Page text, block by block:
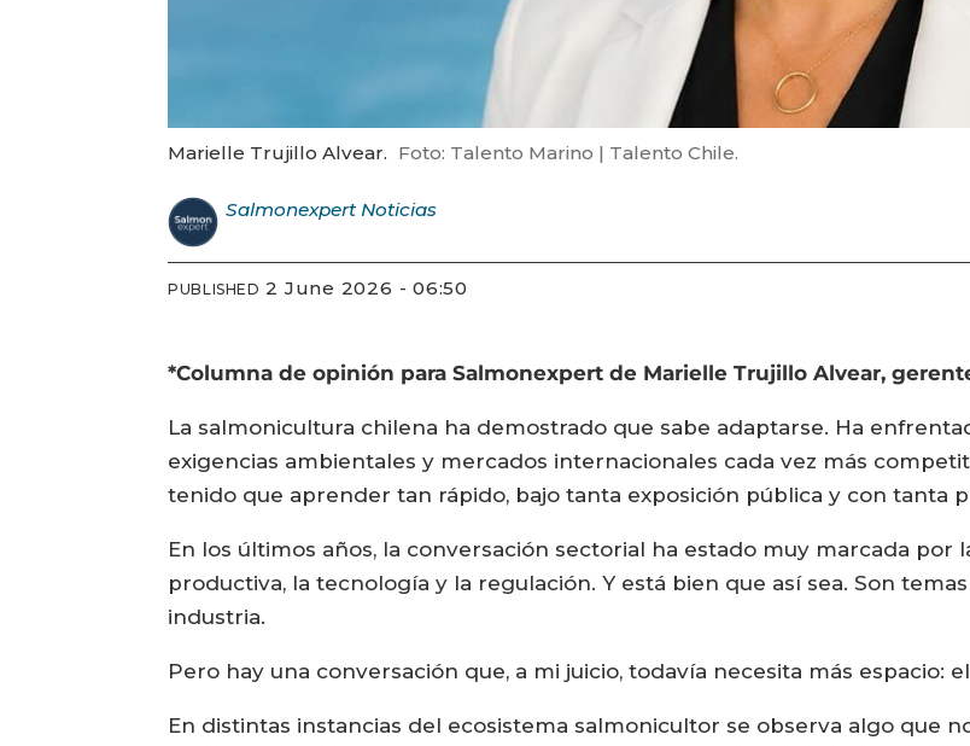
Marielle Trujillo Alvear. Foto: Talento Marino | Talento Chile.
Salmonexpert Noticias
PUBLISHED 2 June 2026 - 06:50
*Columna de opinión para Salmonexpert de Marielle Trujillo Alvear,
La salmonicultura chilena ha demostrado que sabe adaptarse. Ha
exigencias ambientales y mercados internacionales cada vez más
tenido que aprender tan rápido, bajo tanta exposición pública y con tanta
En los últimos años, la conversación sectorial ha estado muy marcada por
productiva, la tecnología y la regulación. Y está bien que así sea. Son
industria.
Pero hay una conversación que, a mi juicio, todavía necesita más espacio:
En distintas instancias del ecosistema salmonicultor se observa algo que